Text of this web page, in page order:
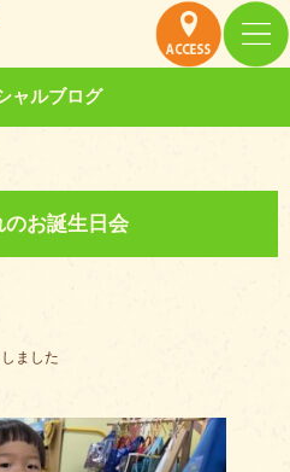
ャルブログ
のお誕生日会
ました